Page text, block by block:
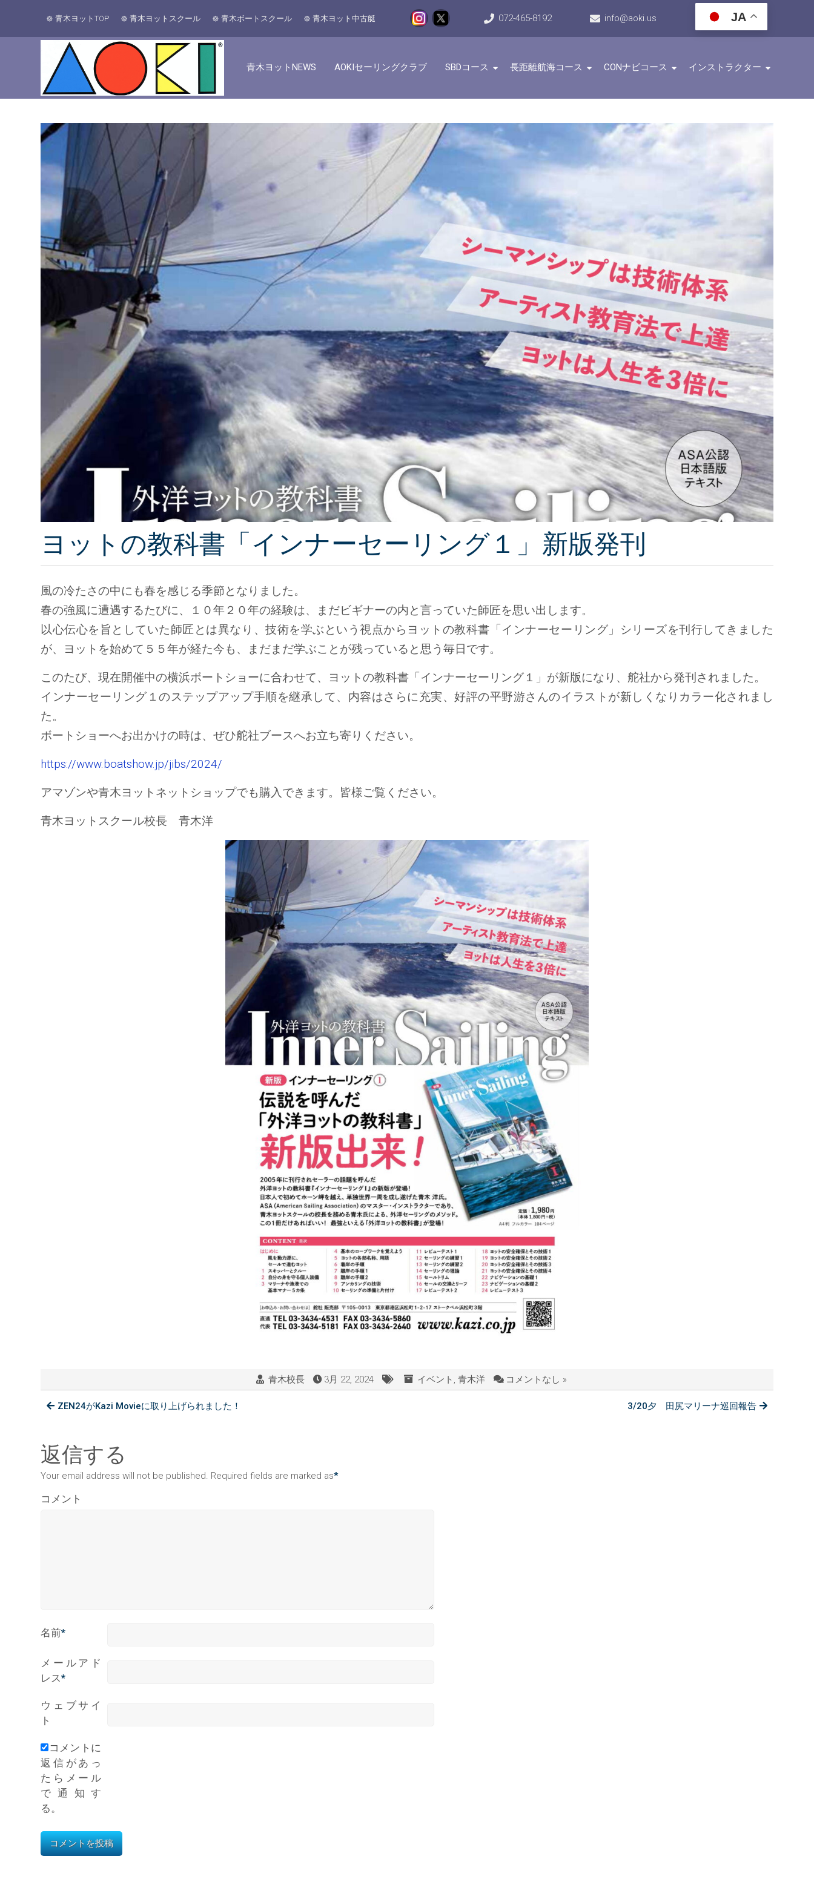
青木ヨットTOP 青木ヨットスクール 青木ボートスクール 青木ヨット中古艇 072-465-8192 info@aoki.us JA
青木ヨットNEWS AOKIセーリングクラブ SBDコース 長距離航海コース CONナビコース インストラクター
ヨットの教科書「インナーセーリング１」新版発刊
風の冷たさの中にも春を感じる季節となりました。
春の強風に遭遇するたびに、１０年２０年の経験は、まだビギナーの内と言っていた師匠を思い出します。
以心伝心を旨としていた師匠とは異なり、技術を学ぶという視点からヨットの教科書「インナーセーリング」シリーズを刊行してきました
が、ヨットを始めて５５年が経た今も、まだまだ学ぶことが残っていると思う毎日です。
このたび、現在開催中の横浜ボートショーに合わせて、ヨットの教科書「インナーセーリング１」が新版になり、舵社から発刊されました。
インナーセーリング１のステップアップ手順を継承して、内容はさらに充実、好評の平野游さんのイラストが新しくなりカラー化されまし
た。
ボートショーへお出かけの時は、ぜひ舵社ブースへお立ち寄りください。
https://www.boatshow.jp/jibs/2024/
アマゾンや青木ヨットネットショップでも購入できます。皆様ご覧ください。
青木ヨットスクール校長 青木洋
青木校長 3月 22, 2024 イベント , 青木洋 コメントなし »
ZEN24がKazi Movieに取り上げられました！ 3/20夕 田尻マリーナ巡回報告
返信する
Your email address will not be published. Required fields are marked as*
コメント
名前*
メールアド
レス*
ウェブサイ
ト
コメントに
返信があっ
たらメール
で通知す
る。